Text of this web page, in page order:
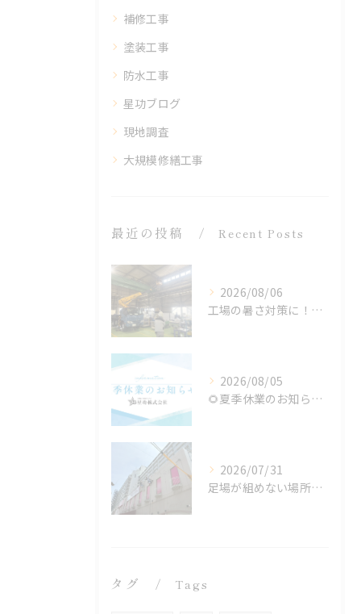
補修工事
塗装工事
防水工事
星功ブログ
現地調査
大規模修繕工事
最近の投稿 Recent Posts
2026/08/06
工場の暑さ対策に！遮熱塗料「アドクールAQUA」施工前の温度測定を設置
2026/08/05
🌻夏季休業のお知らせ🌻
2026/07/31
足場が組めない場所でも施工可能！ロープアクセス工法の特徴と対応できる工事
タグ Tags